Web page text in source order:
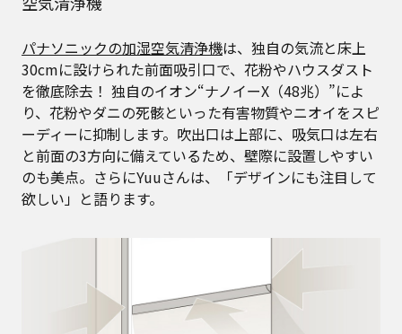
パナソニックの加湿空気清浄機は、独自の気流と床上
30cmに設けられた前面吸引口で、花粉やハウスダスト
を徹底除去！ 独自のイオン“ナノイーX（48兆）”によ
り、花粉やダニの死骸といった有害物質やニオイをスピ
ーディーに抑制します。吹出口は上部に、吸気口は左右
と前面の3方向に備えているため、壁際に設置しやすい
のも美点。さらにYuuさんは、「デザインにも注目して
欲しい」と語ります。